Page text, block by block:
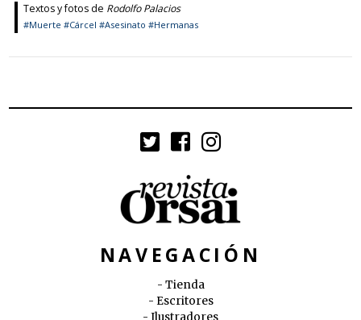
Textos y fotos de Rodolfo Palacios
#Muerte #Cárcel #Asesinato #Hermanas
NAVEGACIÓN
Tienda
Escritores